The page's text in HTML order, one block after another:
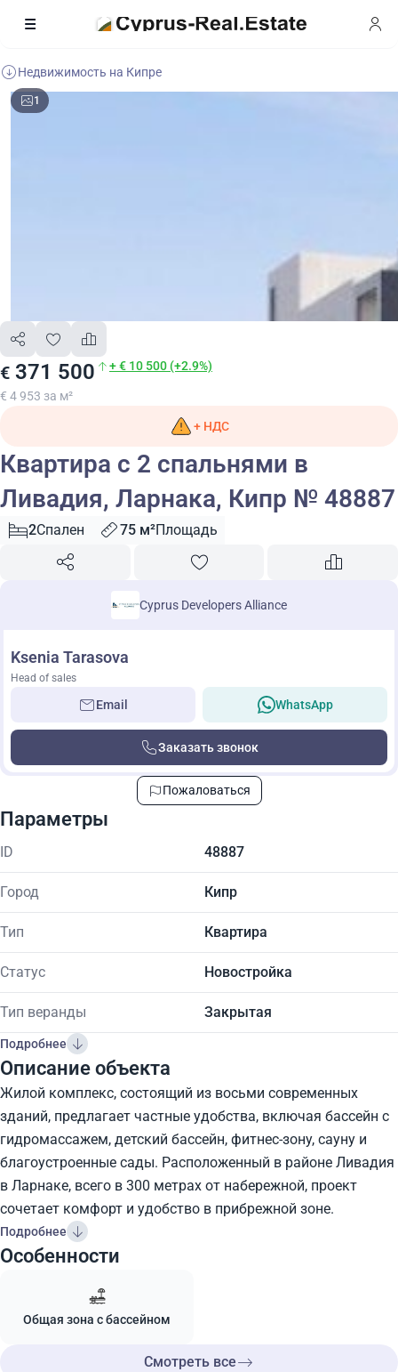
Недвижимость на Кипре
1
€ 371 500 + € 10 500 (+2.9%)
€ 4 953 за м²
+ НДС
Квартира с 2 спальнями в
Ливадия, Ларнака, Кипр № 48887
2Спален 75 м²Площадь
Cyprus Developers Alliance
Ksenia Tarasova
Head of sales
Email WhatsApp
Заказать звонок
Пожаловаться
Параметры
ID 48887
Город Кипр
Тип Квартира
Статус Новостройка
Тип веранды Закрытая
Подробнее
Описание объекта
Жилой комплекс, состоящий из восьми современных
зданий, предлагает частные удобства, включая бассейн с
гидромассажем, детский бассейн, фитнес-зону, сауну и
благоустроенные сады. Расположенный в районе Ливадия
в Ларнаке, всего в 300 метрах от набережной, проект
сочетает комфорт и удобство в прибрежной зоне.
Подробнее
Особенности
Общая зона с бассейном
Смотреть все